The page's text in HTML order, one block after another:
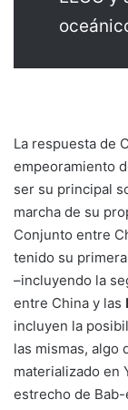
La respuesta de
empeoramiento
ser su principal
marcha de su
Conjunto entre
tenido su
–incluyendo la
entre China y las
incluyen la
las mismas, algo
materializado en
estrecho de